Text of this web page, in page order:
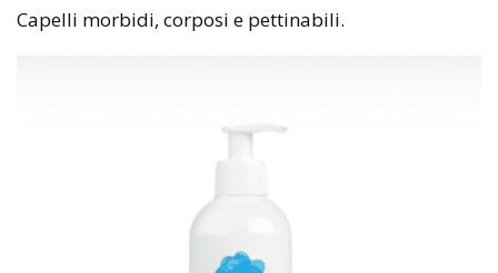
Capelli morbidi, corposi e pettinabili.